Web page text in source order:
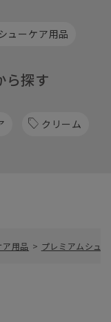
シューケア用品
ら探す
クリーム
用品 > プレミアムシュ